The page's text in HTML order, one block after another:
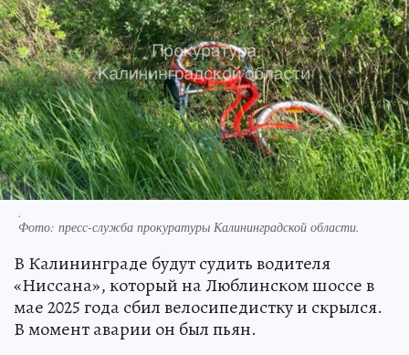
.
Фото: пресс-служба прокуратуры Калининградской области.
В Калининграде будут судить водителя
«Ниссана», который на Люблинском шоссе в
мае 2025 года сбил велосипедистку и скрылся.
В момент аварии он был пьян.